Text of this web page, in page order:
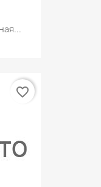
favorite_border